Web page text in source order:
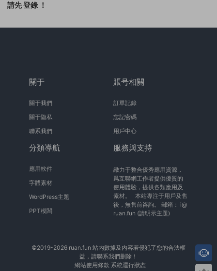
請先登錄 ！
關于
關于我們
關于隐私
聯系我們
賬号相關
訂單記錄
忘記密碼
用戶中心
分類導航
應用軟件
字體素材
WordPress主題
PPT模闆
服務與支持
緻力于整合優秀應用資源，
爲互聯網工作者提供優質的
使用體驗，提供各類應用及
素材。 本站專注于用戶及售
後，無售前咨詢。 郵箱： i@
ruan.fun (請明示主題)
©2019-2026 ruan.fun 站内數據及内容若侵犯了您的合法權
益，請聯系我們删除！
網站使用條款 系統運行狀态